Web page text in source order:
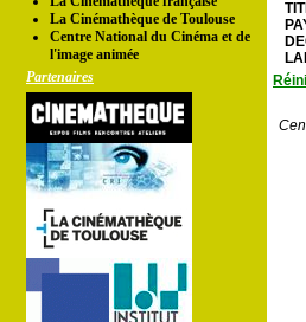
La Cinémathèque de Toulouse
Centre National du Cinéma et de
l'image animée
Partenaires